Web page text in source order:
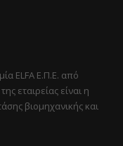
ELFA Ε.Π.Ε. από
εταιρείας είναι η
βιομηχανικής και